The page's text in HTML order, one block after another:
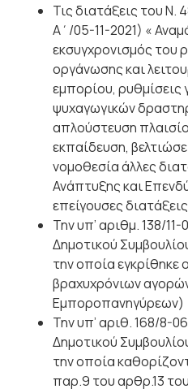
Τις διατάξεις του Ν.
Α΄/05-11-2021) «
εκσυγχρονισμός του
οργάνωσης και
εμπορίου, ρυθμίσεις
ψυχαγωγικών
απλούστευση
εκπαίδευση,
νομοθεσία άλλες
Ανάπτυξης και
επείγουσες
Την υπ’ αριθμ. 138/
Δημοτικού
την οποία εγκρίθηκε
βραχυχρόνιων
Εμποροπανηγύρεων)
Την υπ’ αριθ. 168/8-
Δημοτικού
την οποία
παρ.9 του αρθρ.13